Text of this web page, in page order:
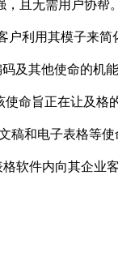
且无需用户协
户利用其模子
其他使命的机
旨正在让及格
和电子表格等
软件内向其企业